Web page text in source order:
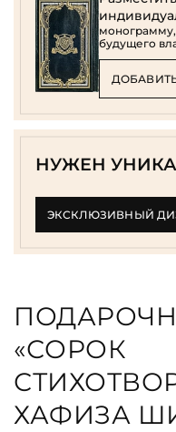
будущего
НУЖЕН
ЭКСКЛЮЗИВНЫЙ
«СОРОК
ХАФИЗА